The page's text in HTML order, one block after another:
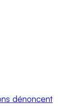
dénoncent